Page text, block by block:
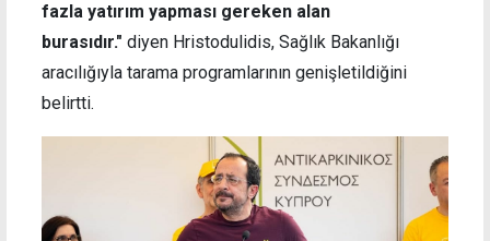
fazla yatırım yapması gereken alan
burasıdır." diyen Hristodulidis, Sağlık Bakanlığı
aracılığıyla tarama programlarının genişletildiğini
belirtti.